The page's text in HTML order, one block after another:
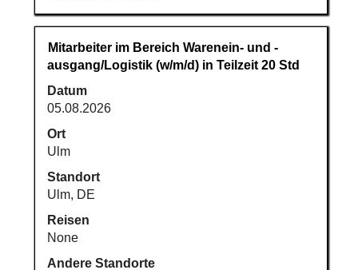
Stellenbezeichnung
Mitarbeiter im Bereich Warenein- und -
ausgang/Logistik (w/m/d) in Teilzeit 20 Std
Datum
05.08.2026
Ort
Ulm
Standort
Ulm, DE
Reisen
None
Andere Standorte
Drücken
Sie
die
Leertaste,
um
die
Stelleninformationen
vollständig
anzuzeigen.